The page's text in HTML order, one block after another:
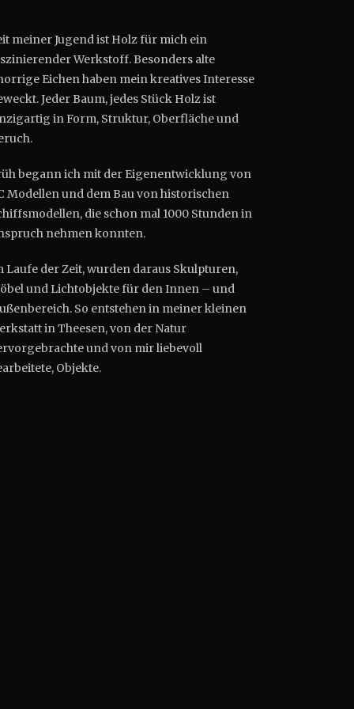
meiner Jugend ist Holz für mich ein
Werkstoff. Besonders alte
Eichen haben mein kreatives Interesse
Jeder Baum, jedes Stück Holz ist
in Form, Struktur, Oberfläche und
begann ich mit der Eigenentwicklung von
Modellen und dem Bau von historischen
die schon mal 1000 Stunden in
nehmen konnten.
Laufe der Zeit, wurden daraus Skulpturen,
und Lichtobjekte für den Innen – und
So entstehen in meiner kleinen
in Theesen, von der Natur
und von mir liebevoll
Objekte.